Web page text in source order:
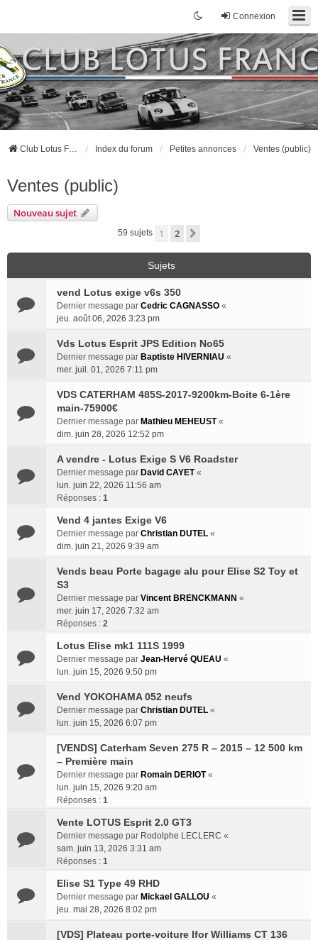
Connexion
Club Lotus France Index du forum Petites annonces Ventes (public)
Ventes (public)
Nouveau sujet
59 sujets 1 2
Sujets
vend Lotus exige v6s 350
Dernier message par Cedric CAGNASSO «
jeu. août 06, 2026 3:23 pm
Vds Lotus Esprit JPS Edition No65
Dernier message par Baptiste HIVERNIAU «
mer. juil. 01, 2026 7:11 pm
VDS CATERHAM 485S-2017-9200km-Boite 6-1ère
main-75900€
Dernier message par Mathieu MEHEUST«
dim. juin 28, 2026 12:52 pm
A vendre - Lotus Exige S V6 Roadster
Dernier message par David CAYET«
lun. juin 22, 2026 11:56 am
Réponses : 1
Vend 4 jantes Exige V6
Dernier message par Christian DUTEL «
dim. juin 21, 2026 9:39 am
Vends beau Porte bagage alu pour Elise S2 Toy et
S3
Dernier message par Vincent BRENCKMANN «
mer. juin 17, 2026 7:32 am
Réponses : 2
Lotus Elise mk1 111S 1999
Dernier message par Jean-Hervé QUEAU «
lun. juin 15, 2026 9:50 pm
Vend YOKOHAMA 052 neufs
Dernier message par Christian DUTEL «
lun. juin 15, 2026 6:07 pm
[VENDS] Caterham Seven 275 R – 2015 – 12 500 km
– Première main
Dernier message par Romain DERIOT«
lun. juin 15, 2026 9:20 am
Réponses : 1
Vente LOTUS Esprit 2.0 GT3
Dernier message par Rodolphe LECLERC «
sam. juin 13, 2026 3:31 am
Réponses : 1
Elise S1 Type 49 RHD
Dernier message par Mickael GALLOU «
jeu. mai 28, 2026 8:02 pm
[VDS] Plateau porte-voiture Ifor Williams CT 136